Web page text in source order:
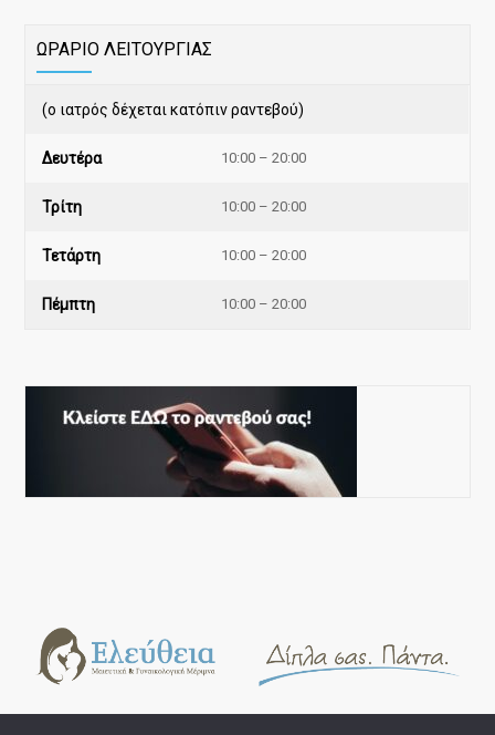
ΩΡΑΡΙΟ ΛΕΙΤΟΥΡΓΙΑΣ
(ο ιατρός δέχεται κατόπιν ραντεβού)
Δευτέρα 10:00 – 20:00
Τρίτη 10:00 – 20:00
Τετάρτη 10:00 – 20:00
Πέμπτη 10:00 – 20:00